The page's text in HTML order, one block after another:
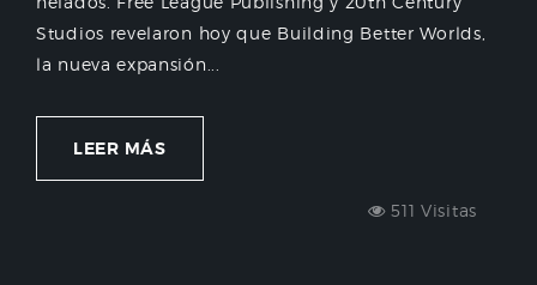
Studios revelaron hoy que Building Better Worlds,
la nueva expansión...
LEER MÁS
511 Visitas